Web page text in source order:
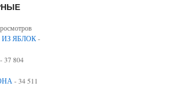
ЯБЛОК-
37 804
- 34 511